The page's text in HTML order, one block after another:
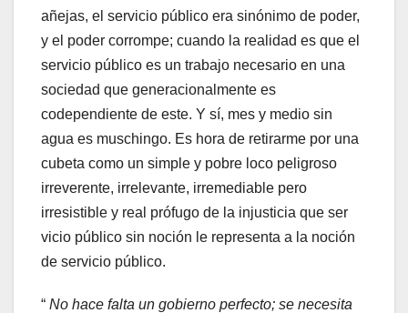
añejas, el servicio público era sinónimo de poder,
y el poder corrompe; cuando la realidad es que el
servicio público es un trabajo necesario en una
sociedad que generacionalmente es
codependiente de este. Y sí, mes y medio sin
agua es muschingo. Es hora de retirarme por una
cubeta como un simple y pobre loco peligroso
irreverente, irrelevante, irremediable pero
irresistible y real prófugo de la injusticia que ser
vicio público sin noción le representa a la noción
de servicio público.
“ No hace falta un gobierno perfecto; se necesita